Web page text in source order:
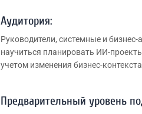
Аудитория:
Руководители, системные и
научиться планировать ИИ-
учетом изменения бизнес-
Предварительный уровень